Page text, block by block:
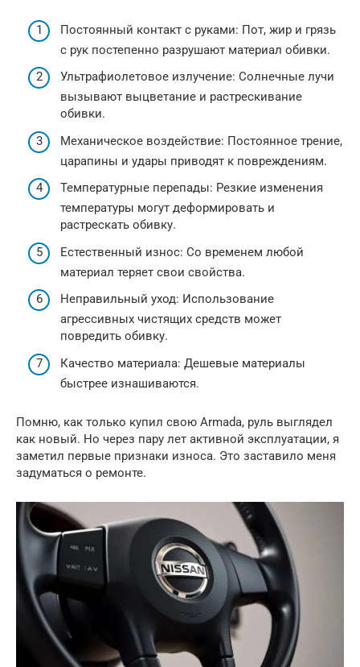
Постоянный контакт с руками: Пот, жир и грязь
с рук постепенно разрушают материал обивки.
Ультрафиолетовое излучение: Солнечные лучи
вызывают выцветание и растрескивание
обивки.
Механическое воздействие: Постоянное трение,
царапины и удары приводят к повреждениям.
Температурные перепады: Резкие изменения
температуры могут деформировать и
растрескать обивку.
Естественный износ: Со временем любой
материал теряет свои свойства.
Неправильный уход: Использование
агрессивных чистящих средств может
повредить обивку.
Качество материала: Дешевые материалы
быстрее изнашиваются.
Помню, как только купил свою Armada, руль выглядел
как новый. Но через пару лет активной эксплуатации, я
заметил первые признаки износа. Это заставило меня
задуматься о ремонте.